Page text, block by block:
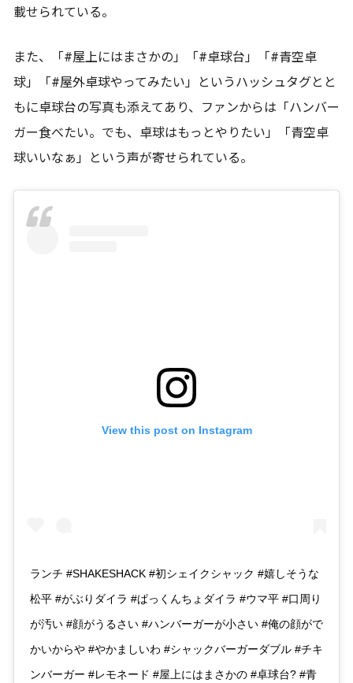
載せられている。
また、「#屋上にはまさかの」「#卓球台」「#青空卓
球」「#屋外卓球やってみたい」というハッシュタグとと
もに卓球台の写真も添えてあり、ファンからは「ハンバー
ガー食べたい。でも、卓球はもっとやりたい」「青空卓
球いいなぁ」という声が寄せられている。
View this post on Instagram
ランチ #SHAKESHACK #初シェイクシャック #嬉しそうな
松平 #がぶりダイラ #ぱっくんちょダイラ #ウマ平 #口周り
が汚い #顔がうるさい #ハンバーガーが小さい #俺の顔がで
かいからや #やかましいわ #シャックバーガーダブル #チキ
ンバーガー #レモネード #屋上にはまさかの #卓球台? #青